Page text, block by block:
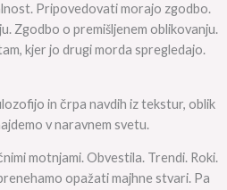
Pripovedovati morajo zgodbo.
Zgodbo o premišljenem oblikovanju.
kjer jo drugi morda spregledajo.
in črpa navdih iz tekstur, oblik
v naravnem svetu.
motnjami. Obvestila. Trendi. Roki.
opažati majhne stvari. Pa